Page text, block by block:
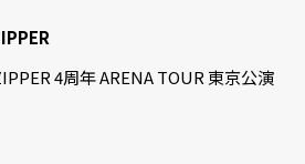
4周年 ARENA TOUR 東京公演